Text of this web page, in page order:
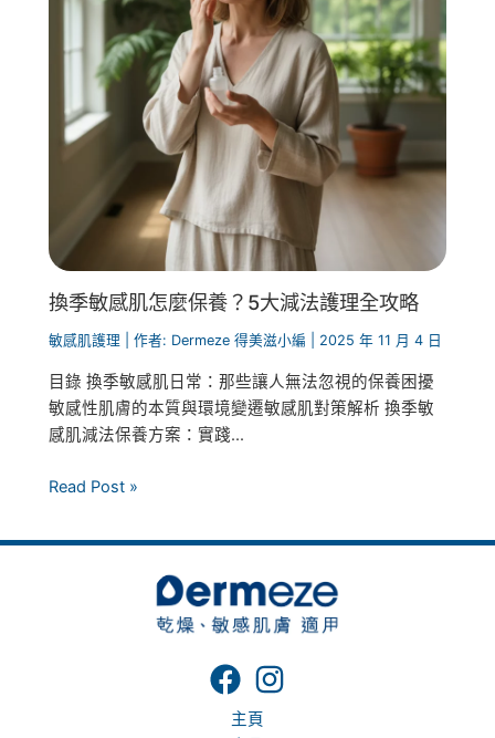
換季敏感肌怎麼保養？5大減法護理全攻略
敏感肌護理 | 作者: Dermeze 得美滋小編 2025 年 11 月 4 日
目錄 換季敏感肌日常：那些讓人無法忽視的保養困擾
敏感性肌膚的本質與環境變遷敏感肌對策解析 換季敏
感肌減法保養方案：實踐...
Read Post »
主頁